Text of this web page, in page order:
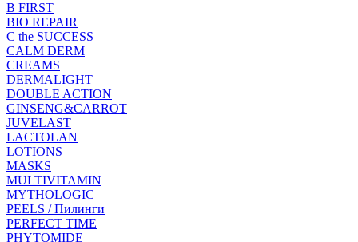
B FIRST
BIO REPAIR
C the SUCCESS
CALM DERM
CREAMS
DERMALIGHT
DOUBLE ACTION
GINSENG&CARROT
JUVELAST
LACTOLAN
LOTIONS
MASKS
MULTIVITAMIN
MYTHOLOGIC
PEELS / Пилинги
PERFECT TIME
PHYTOMIDE